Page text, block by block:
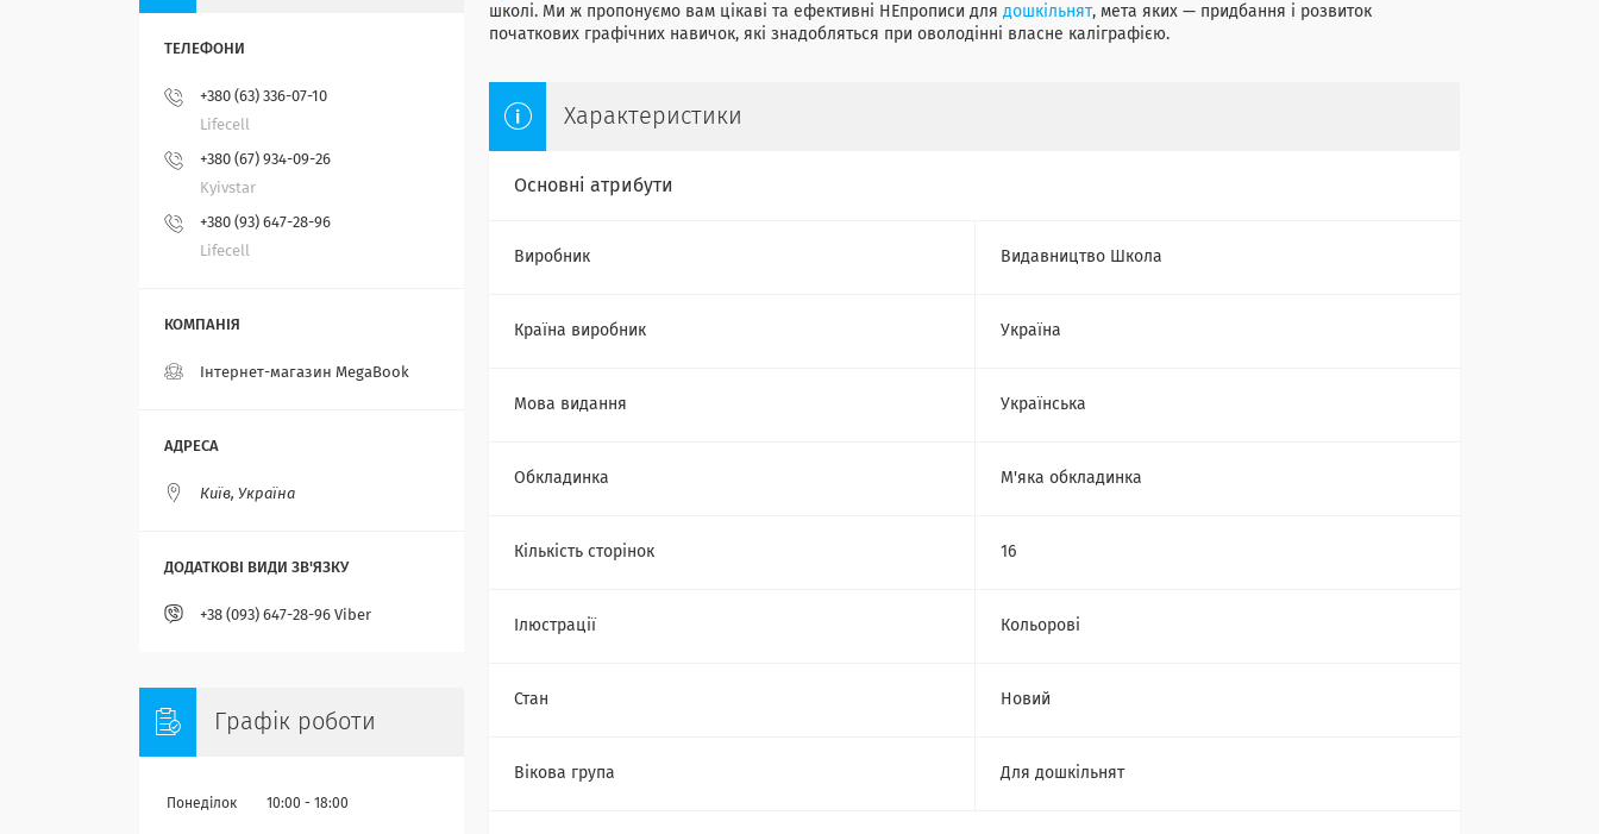
школі. Ми ж пропонуємо вам цікаві та ефективні НЕпрописи для дошкільнят, мета яких — придбання і розвиток
початкових графічних навичок, які знадобляться при оволодінні власне каліграфією.
Характеристики
Основні атрибути
Виробник Видавництво Школа
Країна виробник Україна
Мова видання Українська
Обкладинка М'яка обкладинка
Кількість сторінок 16
Ілюстрації Кольорові
Стан Новий
Вікова група Для дошкільнят
+380 (63) 336-07-10
Lifecell
+380 (67) 934-09-26
Kyivstar
+380 (93) 647-28-96
Lifecell
Інтернет-магазин MegaBook
Київ, Україна
+38 (093) 647-28-96 Viber
Графік роботи
Понеділок 10:00 18:00